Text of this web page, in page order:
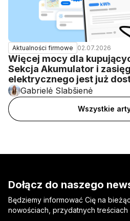
Aktualności firmowe 02.07.2026
Więcej mocy dla
Sekcja Akumulator i
elektrycznego jest już
Gabrielė Slabšienė
Wszystkie
Dołącz do naszego
Będziemy informować Cię na
nowościach, przydatnych treściach